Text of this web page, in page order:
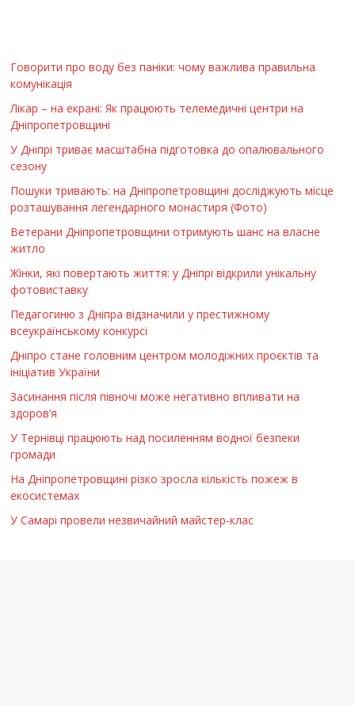
Говорити про воду без паніки: чому важлива правильна
комунікація
Лікар – на екрані: Як працюють телемедичні центри на
Дніпропетровщині
У Дніпрі триває масштабна підготовка до опалювального
сезону
Пошуки тривають: на Дніпропетровщині досліджують місце
розташування легендарного монастиря (Фото)
Ветерани Дніпропетровщини отримують шанс на власне
житло
Жінки, які повертають життя: у Дніпрі відкрили унікальну
фотовиставку
Педагогиню з Дніпра відзначили у престижному
всеукраїнському конкурсі
Дніпро стане головним центром молодіжних проєктів та
ініціатив України
Засинання після півночі може негативно впливати на
здоров’я
У Тернівці працюють над посиленням водної безпеки
громади
На Дніпропетровщині різко зросла кількість пожеж в
екосистемах
У Самарі провели незвичайний майстер-клас